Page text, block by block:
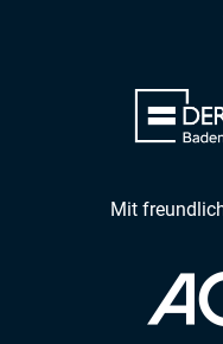
Mit